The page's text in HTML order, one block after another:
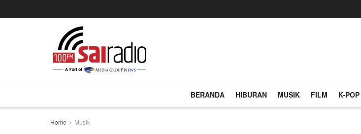
BERANDA HIBURAN MUSIK FILM K-POP
Home Musik